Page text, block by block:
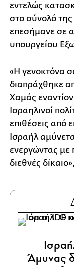
εντελώς
στο σύνολό
επεσήμανε σε
υπουργείου
«Η γενοκτόνα
διαπράχθηκε
Χαμάς
Ισραηλινοί
επιθέσεις από
Ισραήλ
ενεργώντας
διεθνές
Άμυνας